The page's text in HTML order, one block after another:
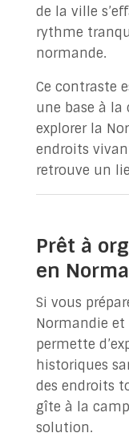
de la ville
rythme
normande.
Ce contraste
une base à la
explorer la
endroits
retrouve un
Prêt à
en
Si vous
Normandie et
permette
historiques
des endroits
gîte à la
solution.